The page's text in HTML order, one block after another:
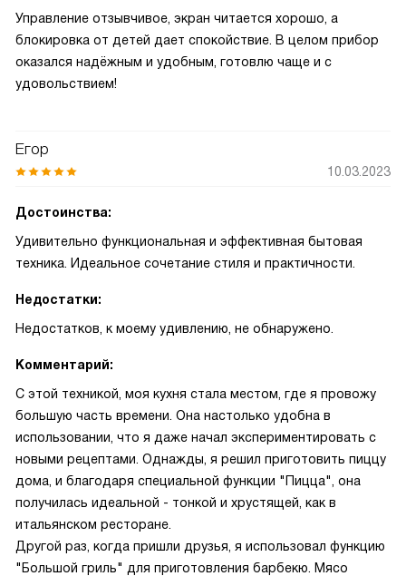
Управление отзывчивое, экран читается хорошо, а
блокировка от детей дает спокойствие. В целом прибор
оказался надёжным и удобным, готовлю чаще и с
удовольствием!
Егор
10.03.2023
Достоинства:
Удивительно функциональная и эффективная бытовая
техника. Идеальное сочетание стиля и практичности.
Недостатки:
Недостатков, к моему удивлению, не обнаружено.
Комментарий:
С этой техникой, моя кухня стала местом, где я провожу
большую часть времени. Она настолько удобна в
использовании, что я даже начал экспериментировать с
новыми рецептами. Однажды, я решил приготовить пиццу
дома, и благодаря специальной функции "Пицца", она
получилась идеальной - тонкой и хрустящей, как в
итальянском ресторане.
Другой раз, когда пришли друзья, я использовал функцию
"Большой гриль" для приготовления барбекю. Мясо